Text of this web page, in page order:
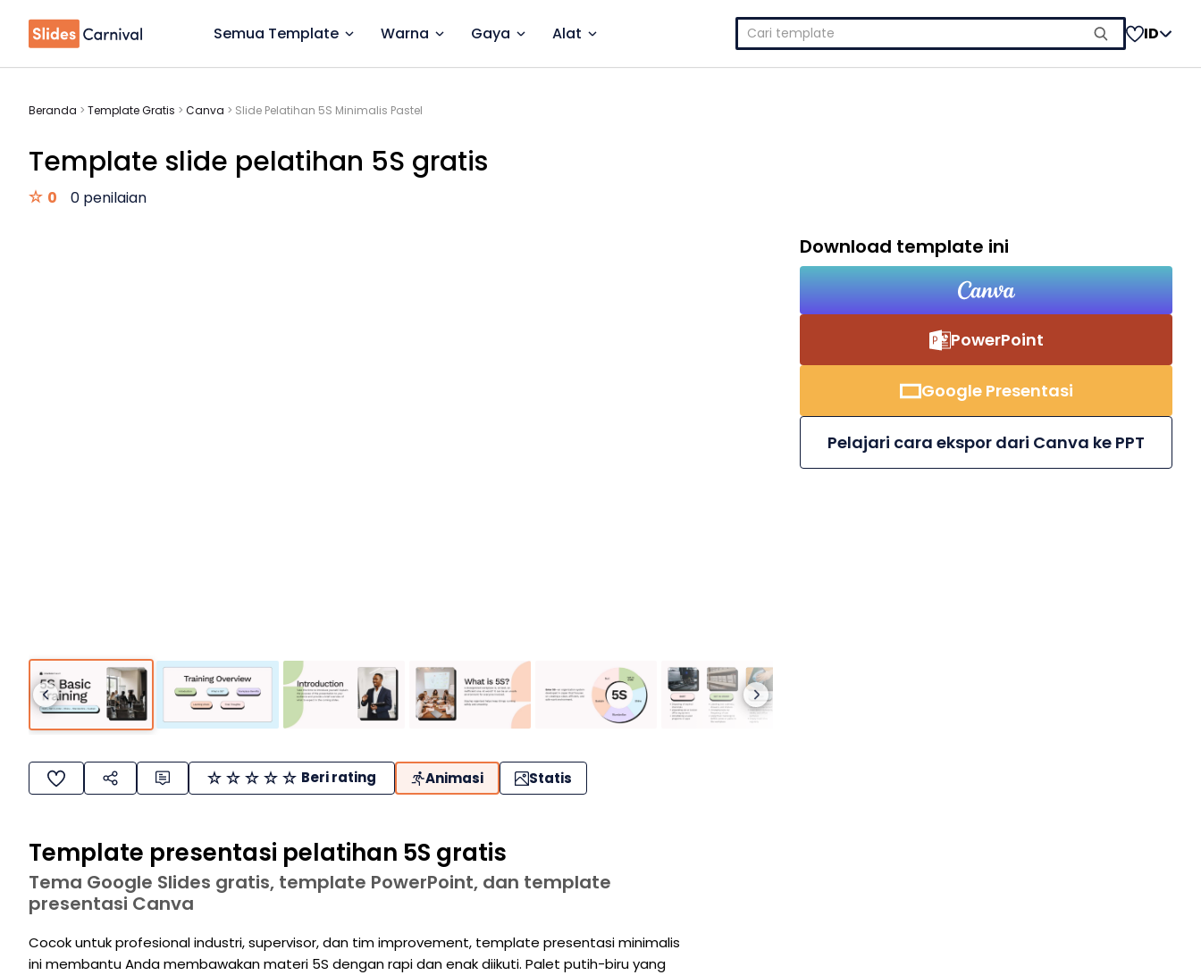
Semua Template Warna Gaya Alat
Cari
untuk:
ID
Beranda > Template Gratis > Canva > Slide Pelatihan 5S Minimalis Pastel
Template slide pelatihan 5S gratis
0 0 penilaian
Beri rating Animasi Statis
Template presentasi pelatihan 5S gratis
Tema Google Slides gratis, template PowerPoint, dan template
presentasi Canva
Cocok untuk profesional industri, supervisor, dan tim improvement, template presentasi minimalis
ini membantu Anda membawakan materi 5S dengan rapi dan enak diikuti. Palet putih-biru yang
Download template ini
PowerPoint
Google Presentasi
Pelajari cara ekspor dari Canva ke PPT